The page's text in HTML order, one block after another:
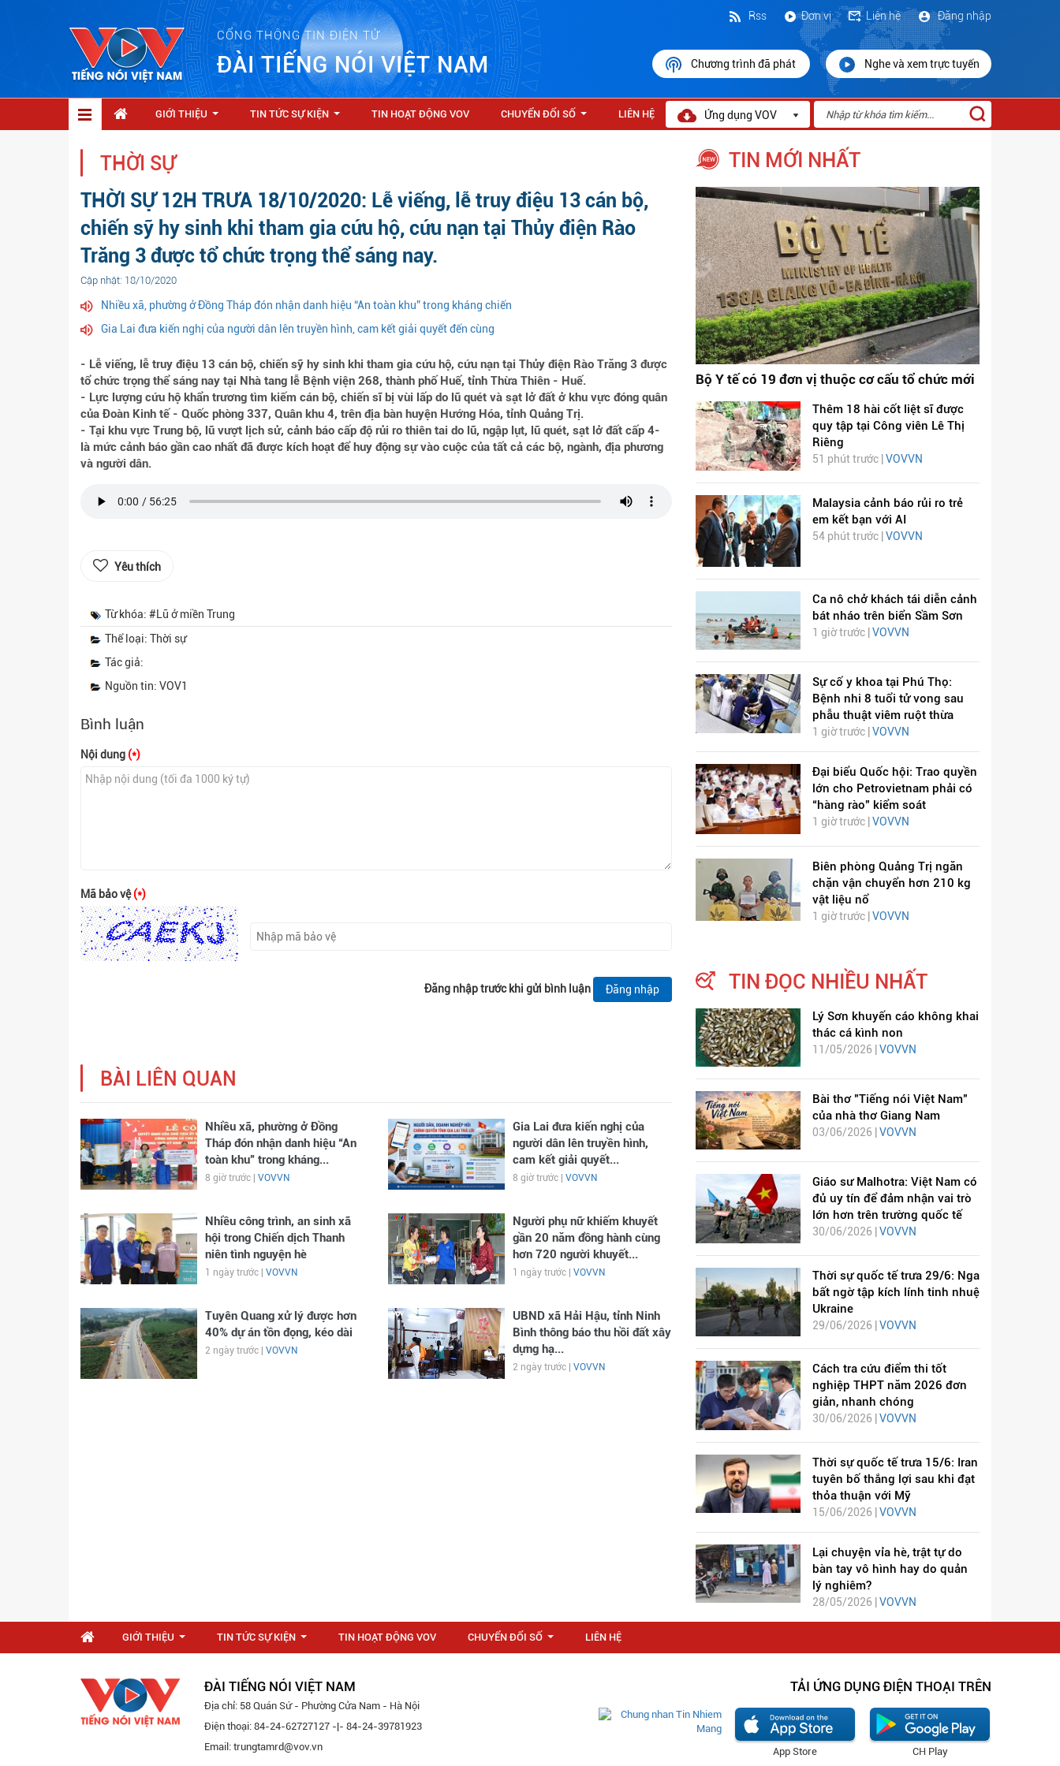
CỔNG THÔNG TIN ĐIỆN TỬ
ĐÀI TIẾNG NÓI VIỆT NAM
Đăng nhập
Liên hệ
Đơn vị
Rss
Chương trình đã phát Nghe và xem trực tuyến
GIỚI THIỆU TIN TỨC SỰ KIỆN TIN HOẠT ĐỘNG VOV CHUYỂN ĐỔI SỐ LIÊN HỆ Ứng dụng VOV
THỜI SỰ
THỜI SỰ 12H TRƯA 18/10/2020: Lễ viếng, lễ truy điệu 13 cán bộ,
chiến sỹ hy sinh khi tham gia cứu hộ, cứu nạn tại Thủy điện Rào
Trăng 3 được tổ chức trọng thể sáng nay.
Cập nhật: 18/10/2020
Nhiều xã, phường ở Đồng Tháp đón nhận danh hiệu “An toàn khu” trong kháng chiến
Gia Lai đưa kiến nghị của người dân lên truyền hình, cam kết giải quyết đến cùng
- Lễ viếng, lễ truy điệu 13 cán bộ, chiến sỹ hy sinh khi tham gia cứu hộ, cứu nạn tại Thủy điện Rào Trăng 3 được
tổ chức trọng thể sáng nay tại Nhà tang lễ Bệnh viện 268, thành phố Huế, tỉnh Thừa Thiên - Huế.
- Lực lượng cứu hộ khẩn trương tìm kiếm cán bộ, chiến sĩ bị vùi lấp do lũ quét và sạt lở đất ở khu vực đóng quân
của Đoàn Kinh tế - Quốc phòng 337, Quân khu 4, trên địa bàn huyện Hướng Hóa, tỉnh Quảng Trị.
- Tại khu vực Trung bộ, lũ vượt lịch sử, cảnh báo cấp độ rủi ro thiên tai do lũ, ngập lụt, lũ quét, sạt lở đất cấp 4-
là mức cảnh báo gần cao nhất đã được kích hoạt để huy động sự vào cuộc của tất cả các bộ, ngành, địa phương
và người dân.
Yêu thích
Từ khóa: #Lũ ở miền Trung
Thể loại: Thời sự
Tác giả:
Nguồn tin: VOV1
Bình luận
Nội dung (*)
Mã bảo vệ(*)
Đăng nhập trước khi gửi bình luận Đăng nhập
BÀI LIÊN QUAN
Nhiều xã, phường ở Đồng
Tháp đón nhận danh hiệu “An
toàn khu” trong kháng...
8 giờ trước | VOVVN
Gia Lai đưa kiến nghị của
người dân lên truyền hình,
cam kết giải quyết...
8 giờ trước | VOVVN
Nhiều công trình, an sinh xã
hội trong Chiến dịch Thanh
niên tình nguyện hè
1 ngày trước | VOVVN
Người phụ nữ khiếm khuyết
gần 20 năm đồng hành cùng
hơn 720 người khuyết...
1 ngày trước | VOVVN
Tuyên Quang xử lý được hơn
40% dự án tồn đọng, kéo dài
2 ngày trước | VOVVN
UBND xã Hải Hậu, tỉnh Ninh
Bình thông báo thu hồi đất xây
dựng hạ...
2 ngày trước | VOVVN
TIN MỚI NHẤT
Bộ Y tế có 19 đơn vị thuộc cơ cấu tổ chức mới
Thêm 18 hài cốt liệt sĩ được
quy tập tại Công viên Lê Thị
Riêng
51 phút trước | VOVVN
Malaysia cảnh báo rủi ro trẻ
em kết bạn với AI
54 phút trước | VOVVN
Ca nô chở khách tái diễn cảnh
bát nháo trên biển Sầm Sơn
1 giờ trước | VOVVN
Sự cố y khoa tại Phú Thọ:
Bệnh nhi 8 tuổi tử vong sau
phẫu thuật viêm ruột thừa
1 giờ trước | VOVVN
Đại biểu Quốc hội: Trao quyền
lớn cho Petrovietnam phải có
“hàng rào” kiểm soát
1 giờ trước | VOVVN
Biên phòng Quảng Trị ngăn
chặn vận chuyển hơn 210 kg
vật liệu nổ
1 giờ trước | VOVVN
TIN ĐỌC NHIỀU NHẤT
Lý Sơn khuyến cáo không khai
thác cá kình non
11/05/2026 | VOVVN
Bài thơ "Tiếng nói Việt Nam"
của nhà thơ Giang Nam
03/06/2026 | VOVVN
Giáo sư Malhotra: Việt Nam có
đủ uy tín để đảm nhận vai trò
lớn hơn trên trường quốc tế
30/06/2026 | VOVVN
Thời sự quốc tế trưa 29/6: Nga
bất ngờ tập kích lính tinh nhuệ
Ukraine
29/06/2026 | VOVVN
Cách tra cứu điểm thi tốt
nghiệp THPT năm 2026 đơn
giản, nhanh chóng
30/06/2026 | VOVVN
Thời sự quốc tế trưa 15/6: Iran
tuyên bố thắng lợi sau khi đạt
thỏa thuận với Mỹ
15/06/2026 | VOVVN
Lại chuyện vỉa hè, trật tự do
bàn tay vô hình hay do quản
lý nghiêm?
28/05/2026 | VOVVN
GIỚI THIỆU TIN TỨC SỰ KIỆN TIN HOẠT ĐỘNG VOV CHUYỂN ĐỔI SỐ LIÊN HỆ
ĐÀI TIẾNG NÓI VIỆT NAM
Địa chỉ: 58 Quán Sứ - Phường Cửa Nam - Hà Nội
Điện thoại: 84-24-62727127 -|- 84-24-39781923
Email: trungtamrd@vov.vn
TẢI ỨNG DỤNG ĐIỆN THOẠI TRÊN
CH Play
App Store